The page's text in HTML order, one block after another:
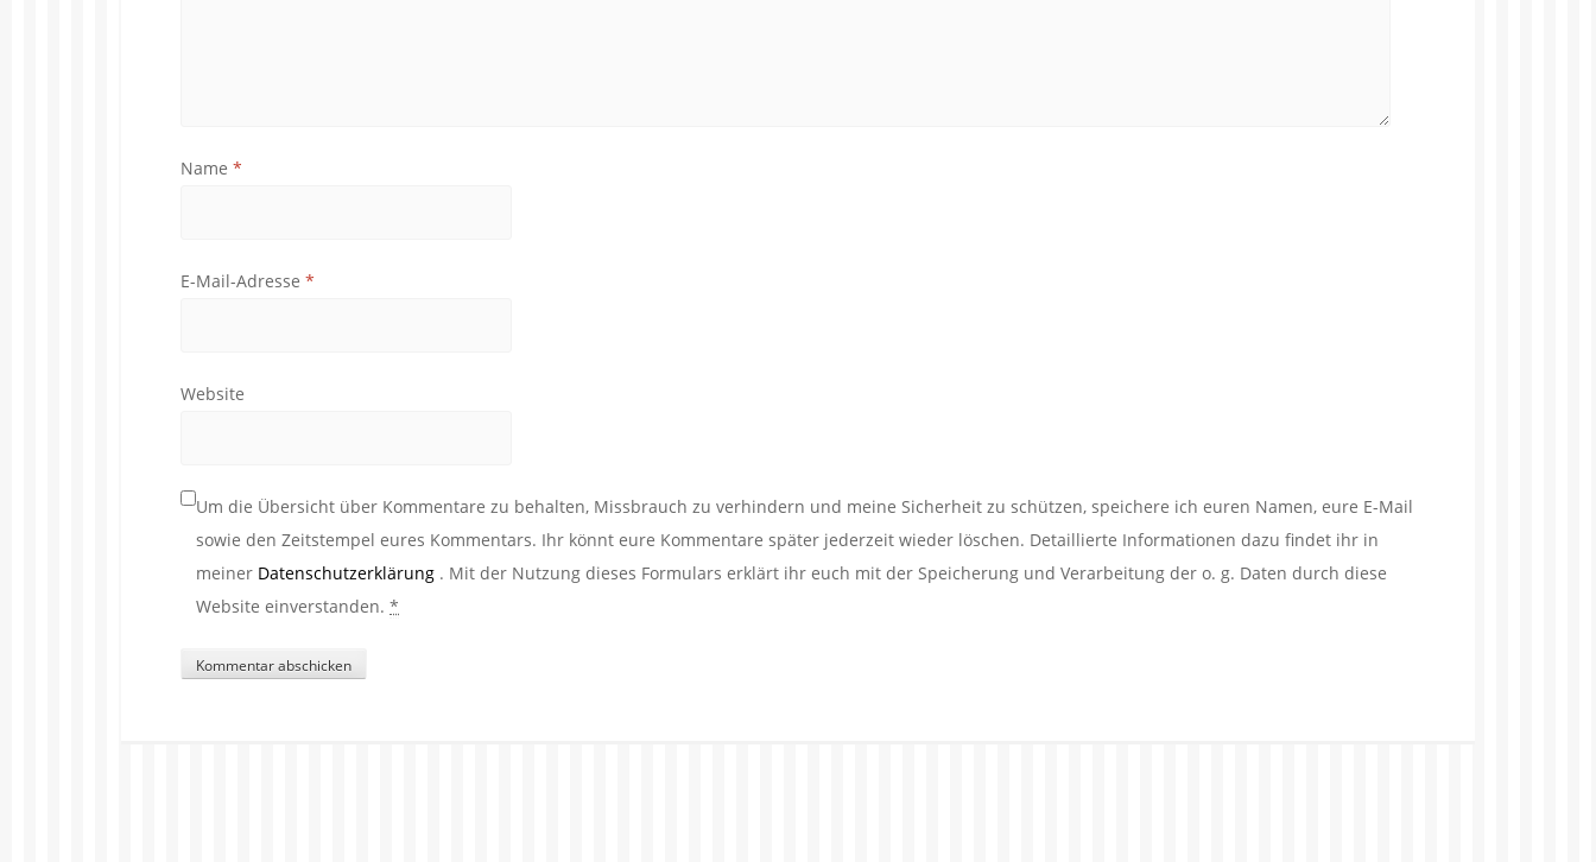
Name *
E-Mail-Adresse *
Website
Um die Übersicht über Kommentare zu behalten, Missbrauch zu verhindern und meine Sicherheit zu schützen, speichere ich euren Namen, eure E-Mail
sowie den Zeitstempel eures Kommentars. Ihr könnt eure Kommentare später jederzeit wieder löschen. Detaillierte Informationen dazu findet ihr in
meiner Datenschutzerklärung . Mit der Nutzung dieses Formulars erklärt ihr euch mit der Speicherung und Verarbeitung der o. g. Daten durch diese
Website einverstanden. *